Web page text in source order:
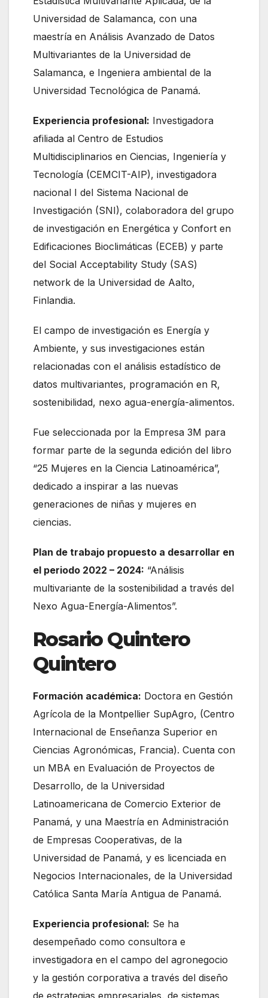
Universidad de Salamanca, con una
maestría en Análisis Avanzado de Datos
Multivariantes de la Universidad de
Salamanca, e Ingeniera ambiental de la
Universidad Tecnológica de Panamá.
Experiencia profesional: Investigadora
afiliada al Centro de Estudios
Multidisciplinarios en Ciencias, Ingeniería y
Tecnología (CEMCIT-AIP), investigadora
nacional I del Sistema Nacional de
Investigación (SNI), colaboradora del grupo
de investigación en Energética y Confort en
Edificaciones Bioclimáticas (ECEB) y parte
del Social Acceptability Study (SAS)
network de la Universidad de Aalto,
Finlandia.
El campo de investigación es Energía y
Ambiente, y sus investigaciones están
relacionadas con el análisis estadístico de
datos multivariantes, programación en R,
sostenibilidad, nexo agua-energía-alimentos.
Fue seleccionada por la Empresa 3M para
formar parte de la segunda edición del libro
“25 Mujeres en la Ciencia Latinoamérica”,
dedicado a inspirar a las nuevas
generaciones de niñas y mujeres en
ciencias.
Plan de trabajo propuesto a desarrollar en
el periodo 2022 – 2024: “Análisis
multivariante de la sostenibilidad a través del
Nexo Agua-Energía-Alimentos”.
Rosario Quintero
Quintero
Formación académica: Doctora en Gestión
Agrícola de la Montpellier SupAgro, (Centro
Internacional de Enseñanza Superior en
Ciencias Agronómicas, Francia). Cuenta con
un MBA en Evaluación de Proyectos de
Desarrollo, de la Universidad
Latinoamericana de Comercio Exterior de
Panamá, y una Maestría en Administración
de Empresas Cooperativas, de la
Universidad de Panamá, y es licenciada en
Negocios Internacionales, de la Universidad
Católica Santa María Antigua de Panamá.
Experiencia profesional: Se ha
desempeñado como consultora e
investigadora en el campo del agronegocio
y la gestión corporativa a través del diseño